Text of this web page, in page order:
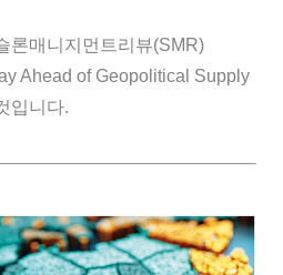
론매니지먼트리뷰(SMR)
Ahead of Geopolitical Supply
입니다.